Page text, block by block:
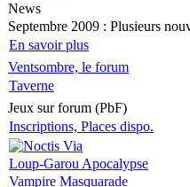
News
Septembre 2009 : Plusieurs
En savoir plus
Ventsombre, le forum
Taverne
Jeux sur forum (PbF)
Inscriptions, Places dispo.
Loup-Garou Apocalypse
Vampire Masquarade